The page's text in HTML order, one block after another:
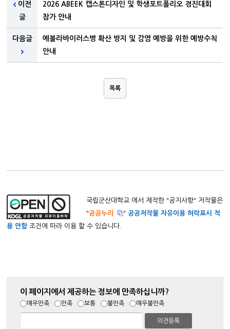
이전
글
2026 ABEEK 캡스톤디자인 및 학생포트폴리오 경진대회
참가 안내
다음글
에볼라바이러스병 확산 방지 및 감염 예방을 위한 예방수칙
안내
목록
국립군산대학교 에서 제작한 "공지사항" 저작물은
"공공누리 "공공저작물 자유이용 허락표시 적
용 안함조건에 따라 이용 할 수 있습니다.
이 페이지에서 제공하는 정보에 만족하십니까?
매우만족 만족 보통 불만족 매우불만족